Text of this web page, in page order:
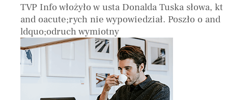
TVP Info włożyło w usta Donalda Tuska słowa, kt
and oacute;rych nie wypowiedział. Poszło o and
ldquo;odruch wymiotny